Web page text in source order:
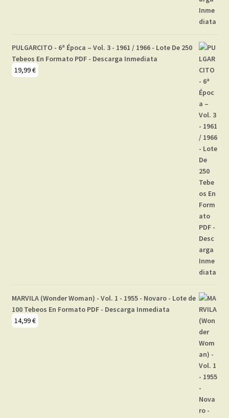
PULGARCITO - 6ª Época – Vol. 3 - 1961 / 1966 - Lote De 250
Tebeos En Formato PDF - Descarga Inmediata
19,99€
MARVILA (Wonder Woman) - Vol. 1 - 1955 - Novaro - Lote de
100 Tebeos En Formato PDF - Descarga Inmediata
14,99€